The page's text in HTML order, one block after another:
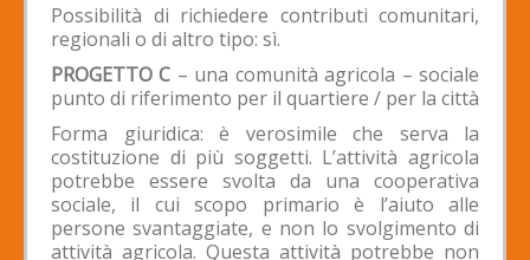
Possibilità di richiedere contributi comunitari,
regionali o di altro tipo: sì.
PROGETTO C – una comunità agricola – sociale
punto di riferimento per il quartiere / per la città
Forma giuridica: è verosimile che serva la
costituzione di più soggetti. L’attività agricola
potrebbe essere svolta da una cooperativa
sociale, il cui scopo primario è l’aiuto alle
persone svantaggiate, e non lo svolgimento di
attività agricola. Questa attività potrebbe non